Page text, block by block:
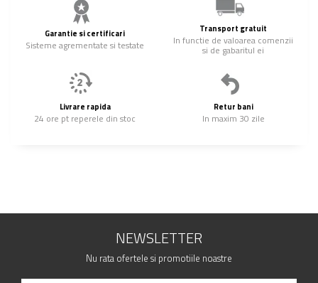
Garantie si certificari
Sisteme agrementate si testate
Transport gratuit
In functie de valoarea comenzii
si de gabaritul ei
Livrare rapida
24 ore pt reperele din stoc
Retur bani
In maxim 30 zile
NEWSLETTER
Nu rata ofertele si promotiile noastre